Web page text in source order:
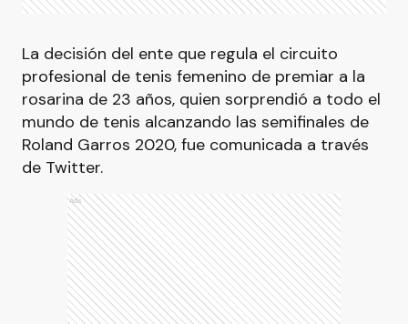
La decisión del ente que regula el circuito
profesional de tenis femenino de premiar a la
rosarina de 23 años, quien sorprendió a todo el
mundo de tenis alcanzando las semifinales de
Roland Garros 2020, fue comunicada a través
de Twitter.
Ads